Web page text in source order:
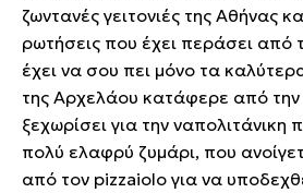
ζωντανές γειτονιές της Αθήνας
ρωτήσεις που έχει περάσει από
έχει να σου πει μόνο τα
της Αρχελάου κατάφερε από την
ξεχωρίσει για την ναπολιτάνικη
πολύ ελαφρύ ζυμάρι, που
από τον pizzaiolo για να